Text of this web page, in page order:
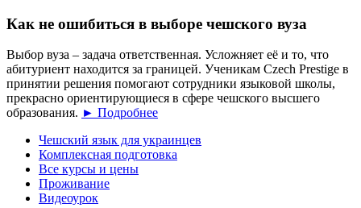
Как не ошибиться в выборе чешского вуза
Выбор вуза – задача ответственная. Усложняет её и то, что
абитуриент находится за границей. Ученикам Czech Prestige в
принятии решения помогают сотрудники языковой школы,
прекрасно ориентирующиеся в сфере чешского высшего
образования. ► Подробнее
Чешский язык для украинцев
Комплексная подготовка
Все курсы и цены
Проживание
Видеоурок